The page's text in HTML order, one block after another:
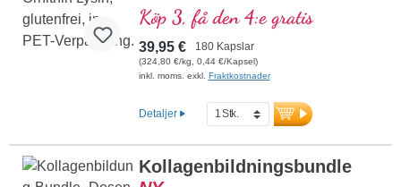
Köp 3, få den 4:e gratis
39,95 € 180 Kapslar
(324,80 €/kg, 0,44 €/Kapsel)
inkl. moms. exkl. Fraktkostnader
Detaljer
Kollagenbildningsbundle